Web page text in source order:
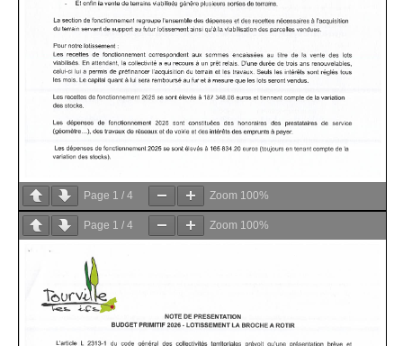
Page 1 / 4 Zoom 100%
Page 1 / 4 Zoom 100%